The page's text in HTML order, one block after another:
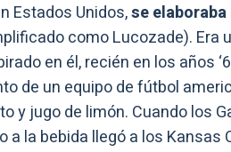
Estados Unidos,se
como Lucozade). Era
en él, recién en los años
de un equipo de fútbol
y jugo de limón. Cuando los
a la bebida llegó a los